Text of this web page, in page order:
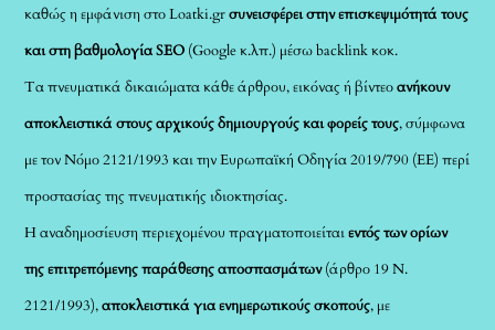
καθώς η εμφάνιση στο Loatki.grσυνεισφέρει στην επισκεψιμότητά τους
και στη βαθμολογία SEO (Google κ.λπ.) μέσω backlink κοκ.
Τα πνευματικά δικαιώματα κάθε άρθρου, εικόνας ή βίντεοανήκουν
αποκλειστικά στους αρχικούς δημιουργούς και φορείς τους, σύμφωνα
με τον Νόμο 2121/1993 και την Ευρωπαϊκή Οδηγία 2019/790 (ΕΕ) περί
προστασίας της πνευματικής ιδιοκτησίας.
Η αναδημοσίευση περιεχομένου πραγματοποιείταιεντός των ορίων
της επιτρεπόμενης παράθεσης αποσπασμάτων(άρθρο 19 Ν.
2121/1993),αποκλειστικά για ενημερωτικούς σκοπούς, με